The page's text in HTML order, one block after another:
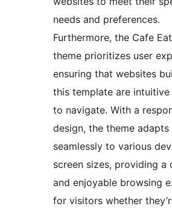
needs and preferences.
Furthermore, the Cafe
theme prioritizes user
ensuring that websites
this template are intuitive
to navigate. With a
design, the theme adapts
seamlessly to various
screen sizes, providing a
and enjoyable browsing
for visitors whether